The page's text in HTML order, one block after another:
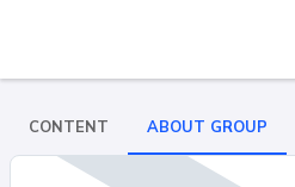
CONTENT ABOUT GROUP